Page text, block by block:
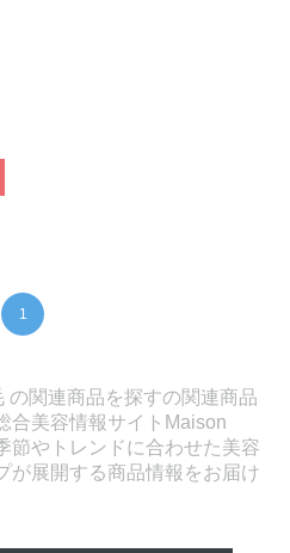
1
の関連商品を探すの関連商品
合美容情報サイトMaison
節やトレンドに合わせた美容
が展開する商品情報をお届け